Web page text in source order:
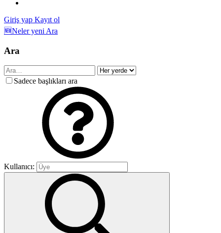
Giriş yap Kayıt ol
🆕Neler yeni Ara
Ara
Sadece başlıkları ara
Kullanıcı: